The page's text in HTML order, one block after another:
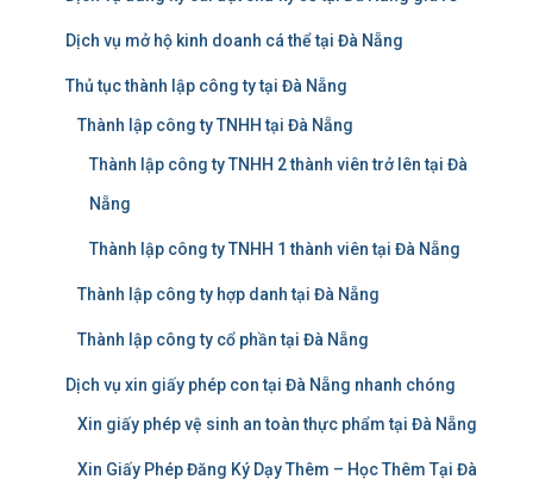
Dịch vụ mở hộ kinh doanh cá thể tại Đà Nẵng
Thủ tục thành lập công ty tại Đà Nẵng
Thành lập công ty TNHH tại Đà Nẵng
Thành lập công ty TNHH 2 thành viên trở lên tại Đà
Nẵng
Thành lập công ty TNHH 1 thành viên tại Đà Nẵng
Thành lập công ty hợp danh tại Đà Nẵng
Thành lập công ty cổ phần tại Đà Nẵng
Dịch vụ xin giấy phép con tại Đà Nẵng nhanh chóng
Xin giấy phép vệ sinh an toàn thực phẩm tại Đà Nẵng
Xin Giấy Phép Đăng Ký Dạy Thêm – Học Thêm Tại Đà